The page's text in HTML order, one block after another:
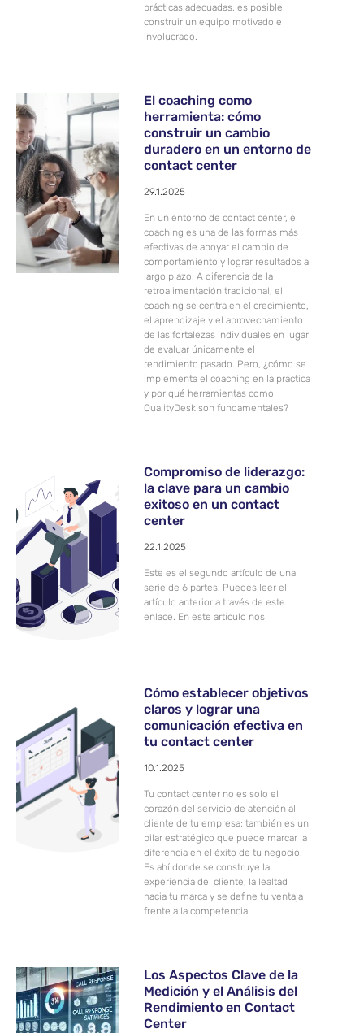
prácticas adecuadas, es posible
construir un equipo motivado e
involucrado.
El coaching como
herramienta: cómo
construir un cambio
duradero en un entorno de
contact center
29.1.2025
En un entorno de contact center, el
coaching es una de las formas más
efectivas de apoyar el cambio de
comportamiento y lograr resultados a
largo plazo. A diferencia de la
retroalimentación tradicional, el
coaching se centra en el crecimiento,
el aprendizaje y el aprovechamiento
de las fortalezas individuales en lugar
de evaluar únicamente el
rendimiento pasado. Pero, ¿cómo se
implementa el coaching en la práctica
y por qué herramientas como
QualityDesk son fundamentales?
Compromiso de liderazgo:
la clave para un cambio
exitoso en un contact
center
22.1.2025
Este es el segundo artículo de una
serie de 6 partes. Puedes leer el
artículo anterior a través de este
enlace. En este artículo nos
Cómo establecer objetivos
claros y lograr una
comunicación efectiva en
tu contact center
10.1.2025
Tu contact center no es solo el
corazón del servicio de atención al
cliente de tu empresa; también es un
pilar estratégico que puede marcar la
diferencia en el éxito de tu negocio.
Es ahí donde se construye la
experiencia del cliente, la lealtad
hacia tu marca y se define tu ventaja
frente a la competencia.
Los Aspectos Clave de la
Medición y el Análisis del
Rendimiento en Contact
Center